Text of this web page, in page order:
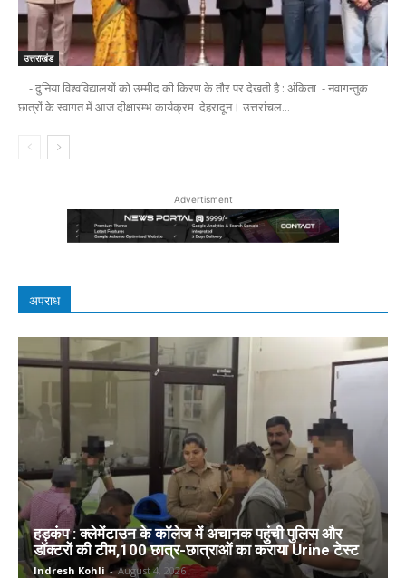
उत्तराखंड
- दुनिया विश्वविद्यालयों को उम्मीद की किरण के तौर पर देखती है : अंकिता - नवागन्तुक
छात्रों के स्वागत में आज दीक्षारम्भ कार्यक्रम देहरादून। उत्तरांचल...
Advertisment
अपराध
हड़कंप : क्लेमेंटाउन के कॉलेज में अचानक पहुंची पुलिस और
डॉक्टरों की टीम,100 छात्र-छात्राओं का कराया Urine टेस्ट
Indresh Kohli - August 4, 2026